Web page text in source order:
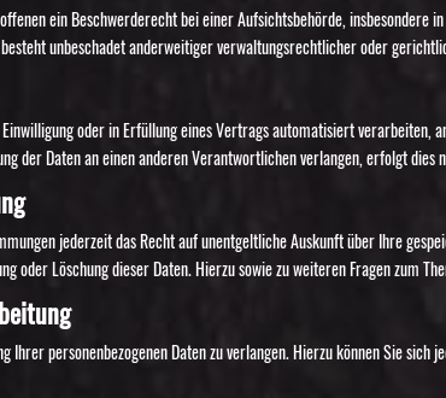
ein Beschwerderecht bei einer Aufsichtsbehörde,
unbeschadet anderweitiger verwaltungsrechtlicher oder
oder in Erfüllung eines Vertrags automatisiert verarbeiten,
der Daten an einen anderen Verantwortlichen verlangen, erfolgt dies
jederzeit das Recht auf unentgeltliche Auskunft über Ihre
oder Löschung dieser Daten. Hierzu sowie zu weiteren Fragen zum
Ihrer personenbezogenen Daten zu verlangen. Hierzu können Sie